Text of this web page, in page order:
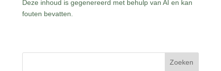
Deze inhoud is gegenereerd met behulp van AI en kan
fouten bevatten.
Zoeken